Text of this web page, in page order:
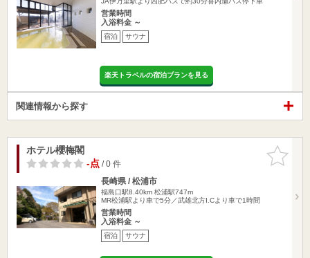
営業時間
入浴料金 ～
宿泊 サウナ
楽天トラベルの宿泊プランを見る
関連情報から探す
お気に入
りに追加
ホテル櫻梅閣
-点/ 0 件
長崎県 / 松浦市
福島口駅8.40km 松浦駅747m
MR松浦駅より車で5分／武雄北方I.Cより車で1時間
営業時間
入浴料金 ～
宿泊 サウナ